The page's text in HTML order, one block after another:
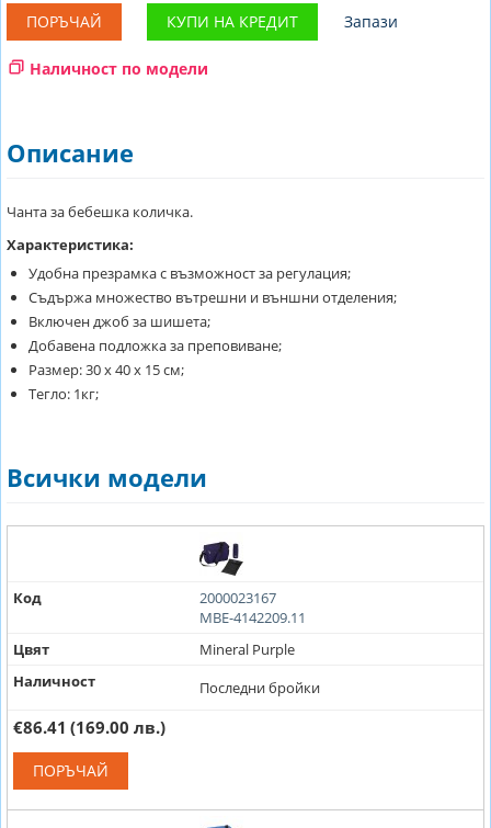
ПОРЪЧАЙ КУПИ НА КРЕДИТ Запази
Наличност по модели
Описание
Чанта за бебешка количка.
Характеристика:
Удобна презрамка с възможност за регулация;
Съдържа множество вътрешни и външни отделения;
Включен джоб за шишета;
Добавена подложка за преповиване;
Размер: 30 х 40 х 15 см;
Тегло: 1кг;
Всички модели
Код
2000023167
MBE-4142209.11
Цвят
Mineral Purple
Наличност
Последни бройки
€86.41 (169.00 лв.)
ПОРЪЧАЙ